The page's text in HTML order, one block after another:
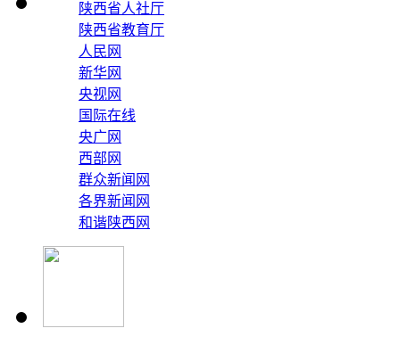
陕西省人社厅
陕西省教育厅
人民网
新华网
央视网
国际在线
央广网
西部网
群众新闻网
各界新闻网
和谐陕西网